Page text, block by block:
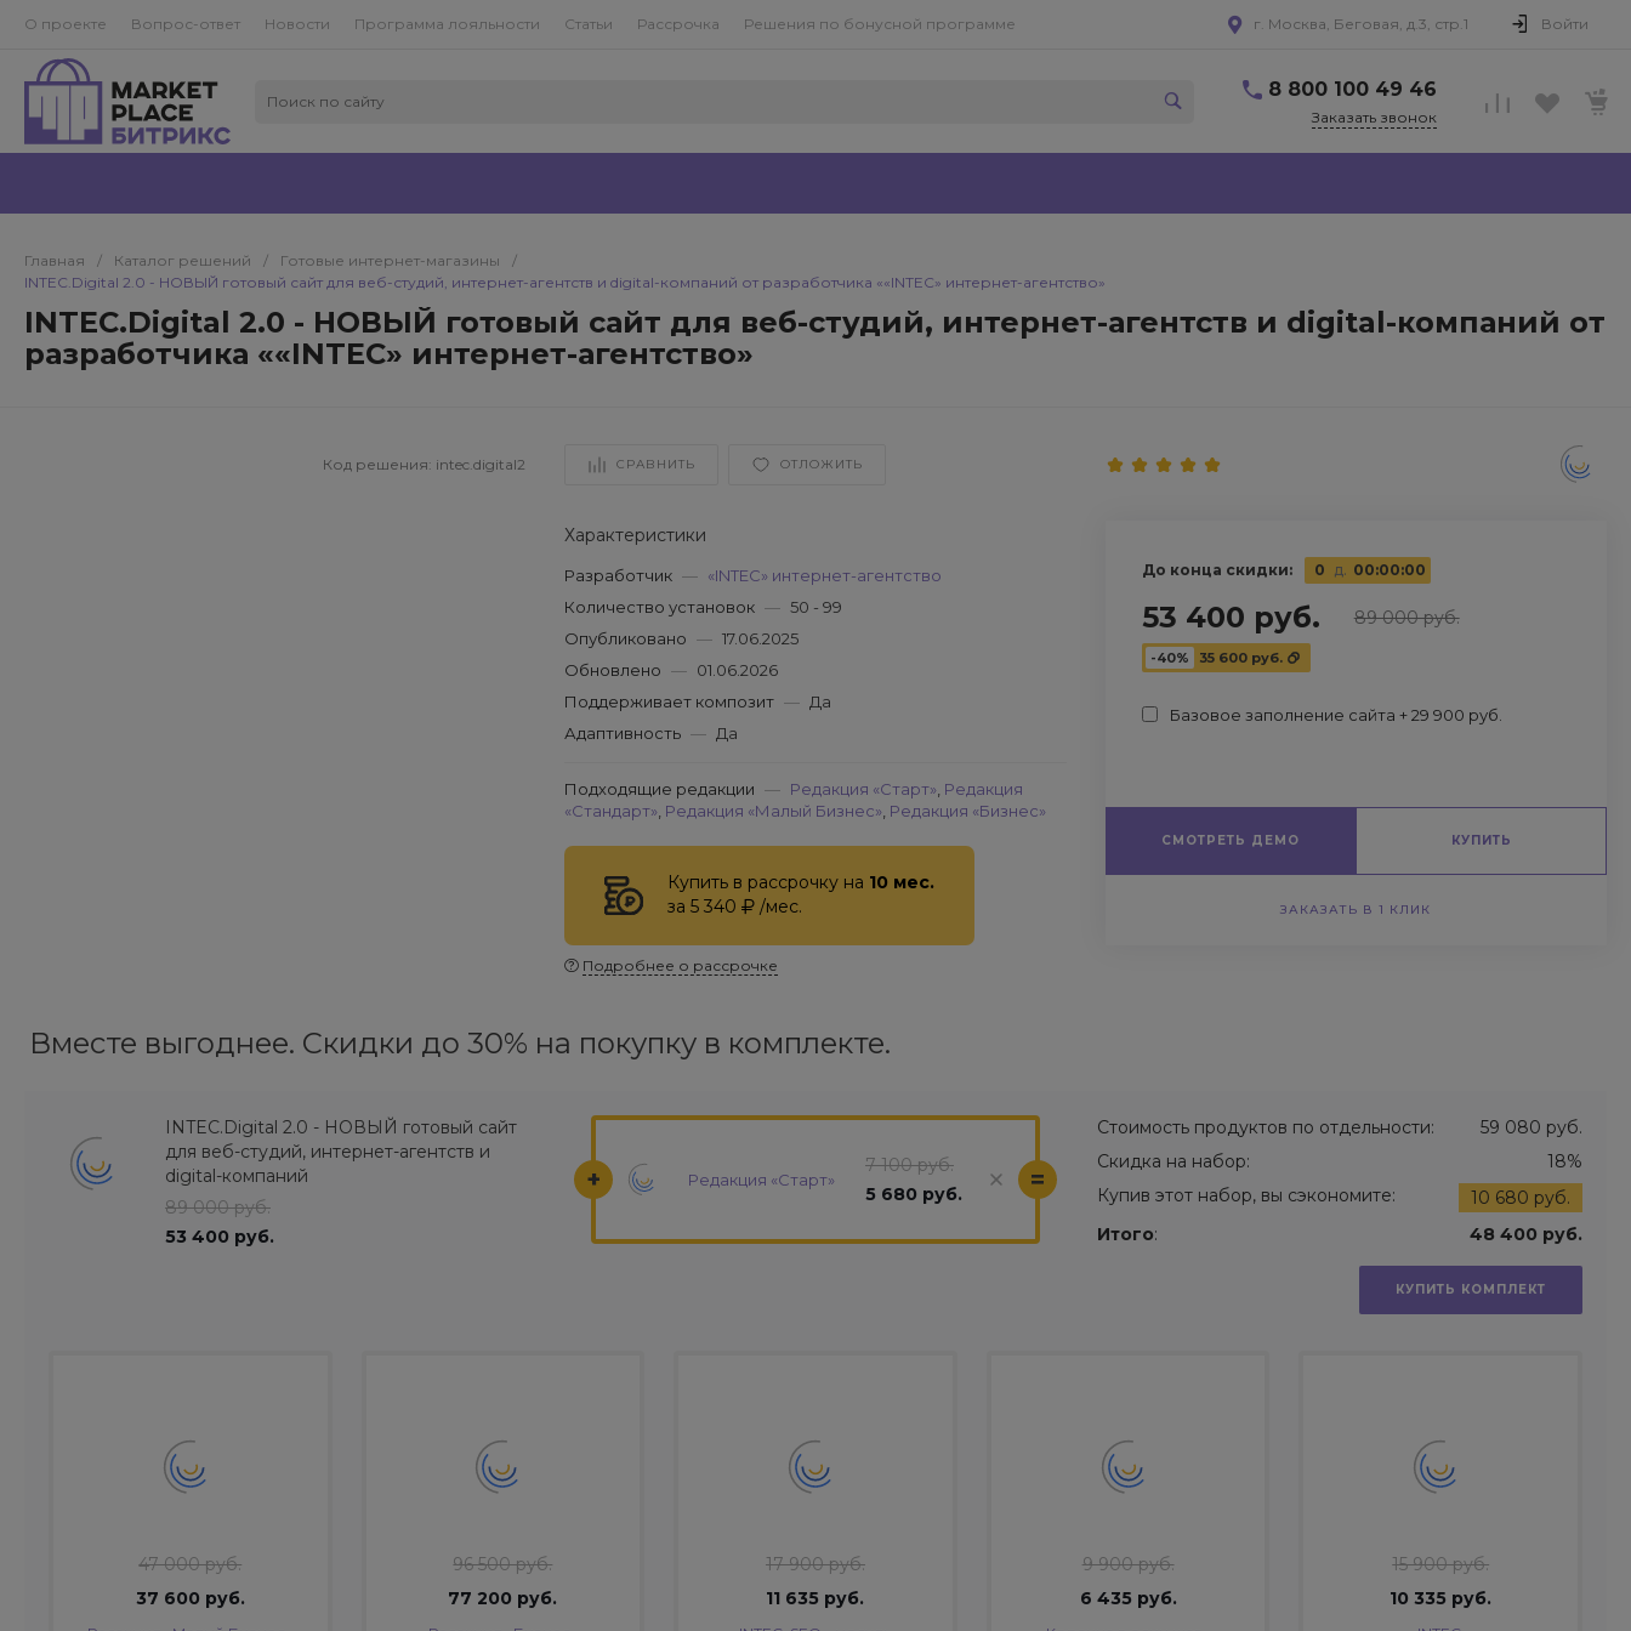
О проекте Вопрос-ответ Новости Программа лояльности Статьи Рассрочка Решения по бонусной программе г. Москва, Беговая, д.3, стр.1 Войти
8 800 100 49 46
Заказать звонок
Главная / Каталог решений / Готовые интернет-магазины
/
INTEC.Digital 2.0 - НОВЫЙ готовый сайт для веб-студий, интернет-агентств и digital-компаний от разработчика ««INTEC» интернет-агентство»
INTEC.Digital 2.0 - НОВЫЙ готовый сайт для веб-студий, интернет-агентств и digital-компаний от
разработчика ««INTEC» интернет-агентство»
Код решения: intec.digital2 СРАВНИТЬ ОТЛОЖИТЬ
Характеристики
Разработчик — «INTEC» интернет-агентство
Количество установок — 50 - 99
Опубликовано — 17.06.2025
Обновлено — 01.06.2026
Поддерживает композит — Да
Адаптивность — Да
Подходящие редакции — Редакция «Старт» Редакция
«Стандарт» Редакция «Малый Бизнес» Редакция «Бизнес»
Купить в рассрочку на 10 мес.
за 5 340
/мес.
Подробнее о рассрочке
До конца скидки: 0 д. 00:00:00
53 400 руб. 89 000 руб.
-40% 35 600 руб.
Базовое заполнение сайта + 29 900 руб.
СМОТРЕТЬ ДЕМО КУПИТЬ
ЗАКАЗАТЬ В 1 КЛИК
Вместе выгоднее. Скидки до 30% на покупку в комплекте.
INTEC.Digital 2.0 - НОВЫЙ готовый сайт
для веб-студий, интернет-агентств и
digital-компаний
89 000 руб.
53 400 руб.
Редакция «Старт»
7 100 руб.
5 680 руб.
+ =
Стоимость продуктов по отдельности:
59 080 руб.
Скидка на набор:
18%
Купив этот набор, вы сэкономите:
10 680 руб.
Итого: 48 400 руб.
КУПИТЬ КОМПЛЕКТ
47 000 руб.
37 600 руб.
96 500 руб.
77 200 руб.
17 900 руб.
11 635 руб.
9 900 руб.
6 435 руб.
15 900 руб.
10 335 руб.